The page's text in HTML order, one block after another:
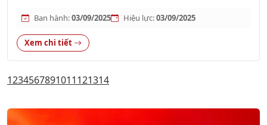
Ban hành:03/09/2025 Hiệu lực:03/09/2025
Xem chi tiết
1234567891011121314